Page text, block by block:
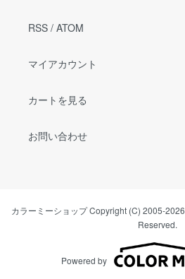
RSS / ATOM
マイアカウント
カートを見る
お問い合わせ
カラーミーショップCopyright (C) 2005-2026
Reserved.
Powered by